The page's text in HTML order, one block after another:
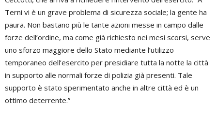
Terni vi è un grave problema di sicurezza sociale; la gente ha
paura. Non bastano più le tante azioni messe in campo dalle
forze dell’ordine, ma come già richiesto nei mesi scorsi, serve
uno sforzo maggiore dello Stato mediante l’utilizzo
temporaneo dell’esercito per presidiare tutta la notte la città
in supporto alle normali forze di polizia già presenti. Tale
supporto è stato sperimentato anche in altre città ed è un
ottimo deterrente.”